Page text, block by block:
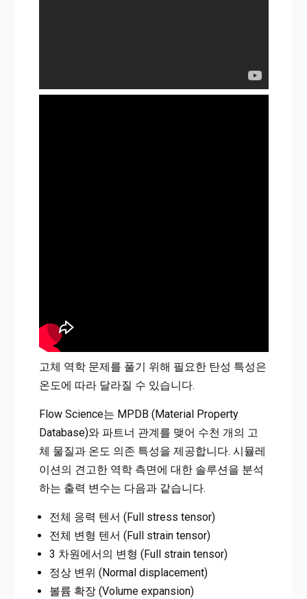
고체 역학 문제를 풀기 위해 필요한 탄성 특성은
온도에 따라 달라질 수 있습니다.
Flow Science는 MPDB (Material Property
Database)와 파트너 관계를 맺어 수천 개의 고
체 물질과 온도 의존 특성을 제공합니다. 시뮬레
이션의 견고한 역학 측면에 대한 솔루션을 분석
하는 출력 변수는 다음과 같습니다.
전체 응력 텐서 (Full stress tensor)
전체 변형 텐서 (Full strain tensor)
3 차원에서의 변형 (Full strain tensor)
정상 변위 (Normal displacement)
볼륨 확장 (Volume expansion)